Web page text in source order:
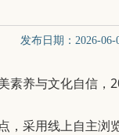
发布日期：2026-
养与文化自信
采用线上自主